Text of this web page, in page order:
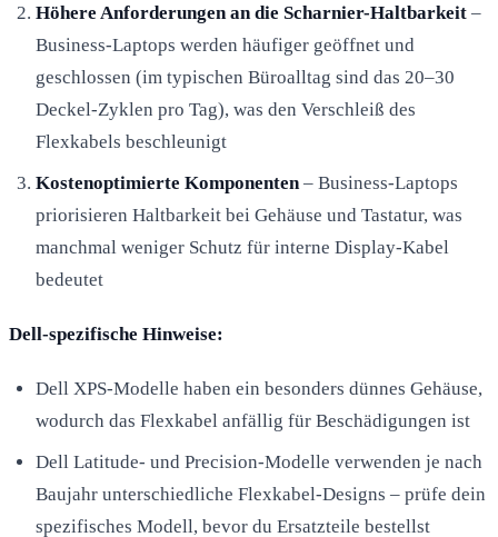
Höhere Anforderungen an die Scharnier-Haltbarkeit –
Business-Laptops werden häufiger geöffnet und
geschlossen (im typischen Büroalltag sind das 20–30
Deckel-Zyklen pro Tag), was den Verschleiß des
Flexkabels beschleunigt
Kostenoptimierte Komponenten – Business-Laptops
priorisieren Haltbarkeit bei Gehäuse und Tastatur, was
manchmal weniger Schutz für interne Display-Kabel
bedeutet
Dell-spezifische Hinweise:
Dell XPS-Modelle haben ein besonders dünnes Gehäuse,
wodurch das Flexkabel anfällig für Beschädigungen ist
Dell Latitude- und Precision-Modelle verwenden je nach
Baujahr unterschiedliche Flexkabel-Designs – prüfe dein
spezifisches Modell, bevor du Ersatzteile bestellst